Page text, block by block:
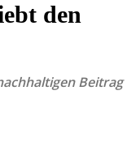
den
Beitrag